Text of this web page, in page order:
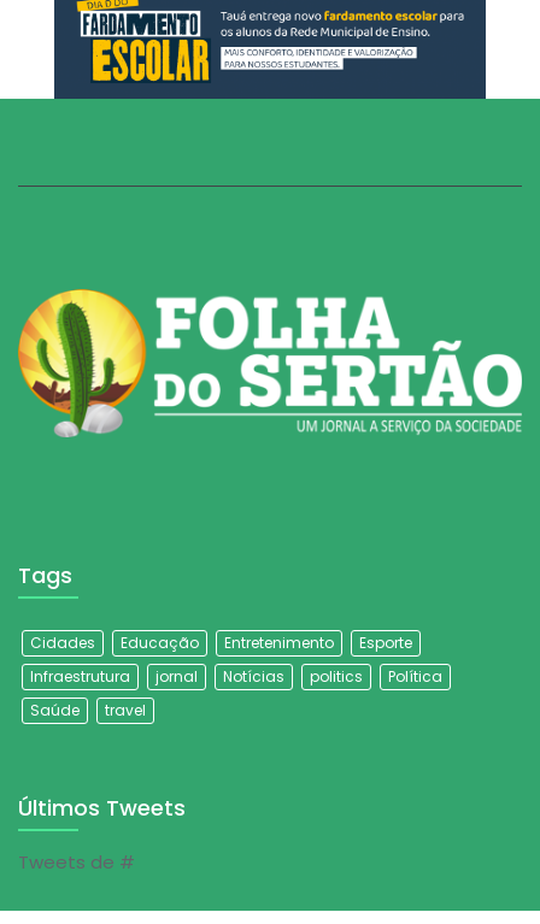
Tags
Cidades Educação Entretenimento
Esporte
Infraestrutura
jornal Notícias politics
Política
Saúde
travel
Últimos Tweets
Tweets de #